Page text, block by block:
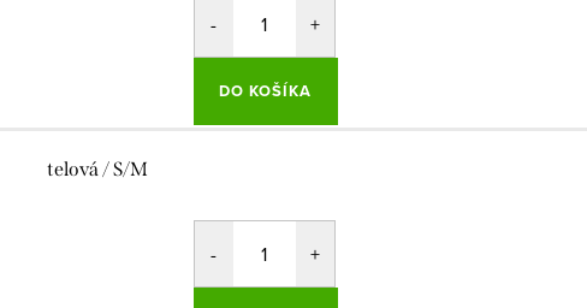
DO KOŠÍKA
telová / S/M